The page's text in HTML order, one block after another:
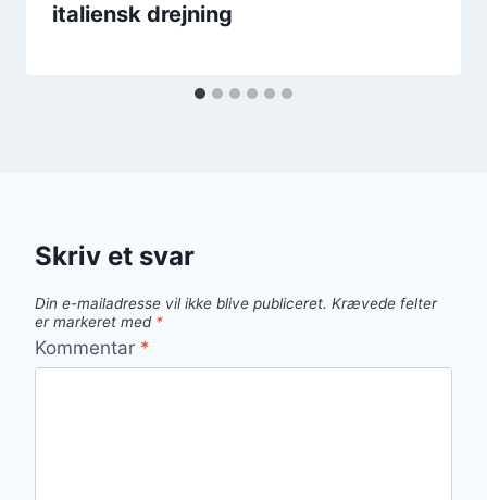
italiensk drejning
Skriv et svar
Din e-mailadresse vil ikke blive publiceret. Krævede felter
er markeret med *
Kommentar *